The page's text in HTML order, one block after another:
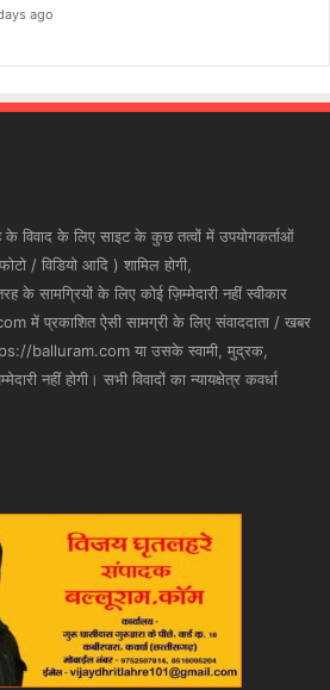
ago
के विवाद के लिए साइट के कुछ तत्वों में उपयोगकर्ताओं
/ विडियो आदि ) शामिल होगी,
सामग्रियों के लिए कोई ज़िम्मेदारी नहीं स्वीकार
में प्रकाशित ऐसी सामग्री के लिए संवाददाता / खबर
balluram.com या उसके स्वामी, मुद्रक,
नहीं होगी। सभी विवादों का न्यायक्षेत्र कवर्धा